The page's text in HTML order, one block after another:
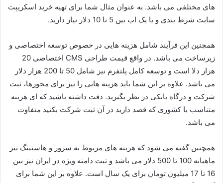
های مختلفی می باشد. به عنوان مثال شما برای تهیه خرید اسکریپت
سایت شرط بندی و یا یک اپ بین 5 تا 10 دلار نیاز دارید.
همچنین این فرآیند شامل هزینه هایی در خصوص توسعه اختصاصی و
زیرساخت می باشد. در واقع قیمت طراحی CMS اختصاصی 20
هزار دلا است و توسعه کامل پلتفرم نیز شامل 50 تا 200 هزار دلار
می باشد. علاوه بر این شما باید هزینه هایی را نیز برای مجوزها، ثبت
شرکت و درگاه بانکی در نظر بگیرید. دقت داشته باشید که ای هزینه
متناسب با کشوری که قصد دارید در آن ثبت شرکت بکنید متفاوت
می باشد.
همچنین گفته می شود که هزینه های مربوط به سرور و هاستینگ نیز
ماهیانه 100 تا 500 دلار می باشد و ثبت دامنه ویژه در ایران نیز بین
16 تا 17 میلیون تومان برای یک سال است. علاوه بر این شما برای